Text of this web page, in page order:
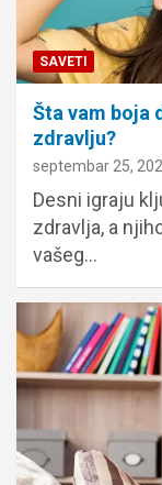
SAVETI
Šta vam boja
zdravlju?
septembar 25,
Desni igraju
zdravlja, a
vašeg…